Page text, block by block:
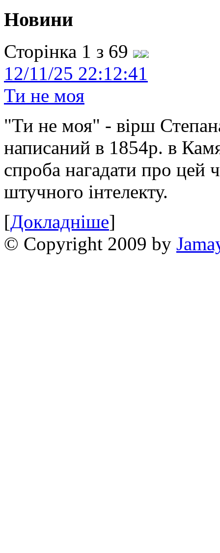
Новини
Сторінка 1 з 69
12/11/25 22:12:41
Ти не моя
"Ти не моя" - вірш
написаний в 1854р. в
спроба нагадати про цей
штучного інтелекту.
[Докладніше]
© Copyright 2009 by